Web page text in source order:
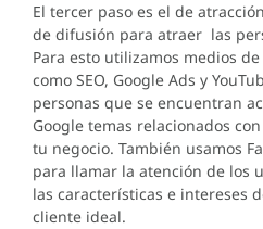
El tercer paso es el de
de difusión para atraer las
Para esto utilizamos medios
como SEO, Google Ads y
personas que se encuentran
Google temas relacionados
tu negocio. También usamos
para llamar la atención de los
las características e intereses
cliente ideal.